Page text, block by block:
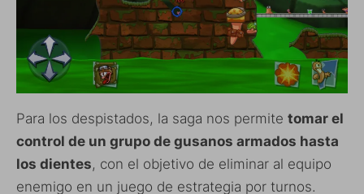
Para los despistados, la saga nos permite tomar el
control de un grupo de gusanos armados hasta
los dientes, con el objetivo de eliminar al equipo
enemigo en un juego de estrategia por turnos.